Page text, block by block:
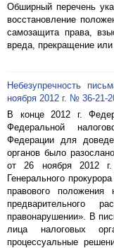
Обширный перечень
восстановление
самозащита права,
вреда, прекращение
Небезупречность
ноября 2012 г. № 36-21-
В конце 2012 г.
Федеральной
Федерации для
органов было
от 26 ноября 2012
Генерального
правового положения
предварительного
правонарушении». В
лица налоговых
процессуальные